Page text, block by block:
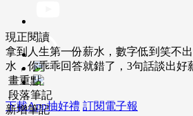
下載App抽好禮 訂閱電子報
現正閱讀
拿到人生第一份薪水，數字低到笑不
水，你乖乖回答就錯了，3句話談出好
畫重點
段落筆記
新增筆記